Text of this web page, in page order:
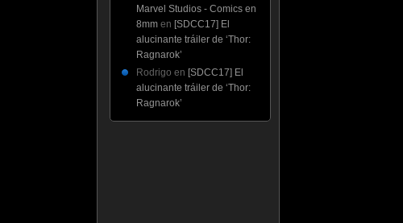
Marvel Studios - Comics en
8mmen [SDCC17] El
alucinante tráiler de ‘Thor:
Ragnarok’
Rodrigo en [SDCC17] El
alucinante tráiler de ‘Thor:
Ragnarok’